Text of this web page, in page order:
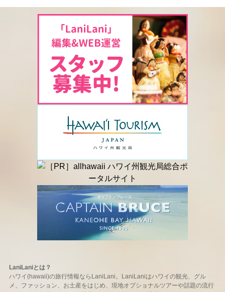
LaniLaniとは？
ハワイ(hawaii)の旅行情報ならLaniLani。LaniLaniはハワイの観光、グル
メ、ファッション、お土産をはじめ、現地オプショナルツアーや話題の流行